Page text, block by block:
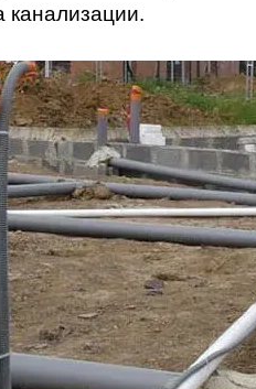
канализации.